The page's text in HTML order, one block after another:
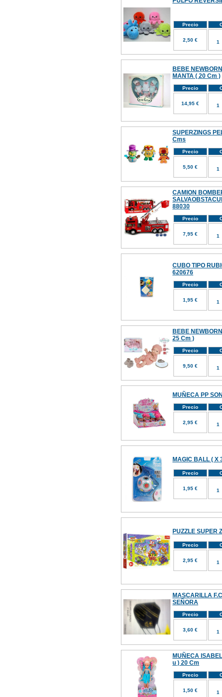
Precio
2,50 €
BEBE
MANTA ( 20 Cm )
Precio
14,95 €
SUPERZINGS
Cms
Precio
5,50 €
CAMION
88030
Precio
7,95 €
CUBO TIPO
620676
Precio
1,95 €
BEBE
25 Cm )
Precio
9,50 €
MUÑECA PP
Precio
2,95 €
MAGIC BALL ( X
Precio
1,95 €
PUZZLE SUPER
Precio
2,95 €
MASCARILLA
SEÑORA
Precio
3,60 €
MUÑECA
u ) 20 Cm
Precio
1,50 €